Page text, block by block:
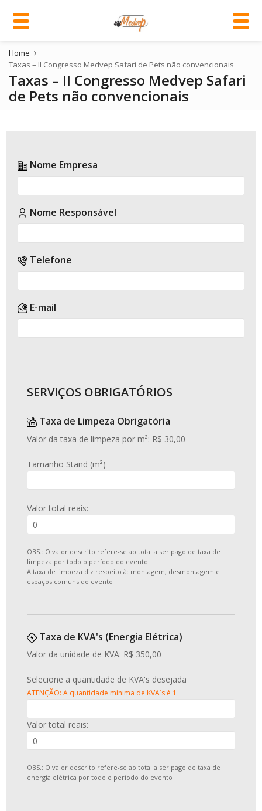
Home
Taxas – II Congresso Medvep Safari de Pets não convencionais
Taxas – II Congresso Medvep Safari
de Pets não convencionais
Nome Empresa
Nome Responsável
Telefone
E-mail
SERVIÇOS OBRIGATÓRIOS
Taxa de Limpeza Obrigatória
Valor da taxa de limpeza por m²: R$ 30,00
Tamanho Stand (m²)
Valor total reais:
OBS.: O valor descrito refere-se ao total a ser pago de taxa de
limpeza por todo o período do evento
A taxa de limpeza diz respeito à: montagem, desmontagem e
espaços comuns do evento
Taxa de KVA's (Energia Elétrica)
Valor da unidade de KVA: R$ 350,00
Selecione a quantidade de KVA's desejada
ATENÇÃO: A quantidade mínima de KVA´s é 1
Valor total reais:
OBS.: O valor descrito refere-se ao total a ser pago de taxa de
energia elétrica por todo o período do evento